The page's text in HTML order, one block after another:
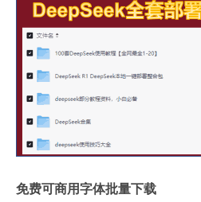
免费可商用字体批量下载